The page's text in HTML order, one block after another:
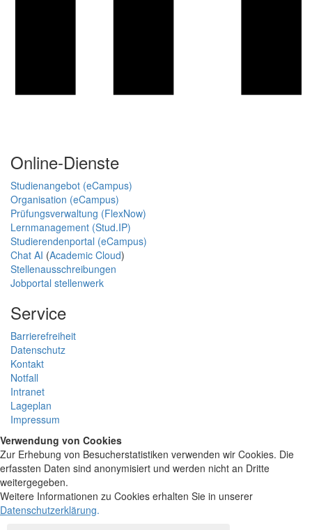
Online-Dienste
Studienangebot (eCampus)
Organisation (eCampus)
Prüfungsverwaltung (FlexNow)
Lernmanagement (Stud.IP)
Studierendenportal (eCampus)
Chat AI (Academic Cloud)
Stellenausschreibungen
Jobportal stellenwerk
Service
Barrierefreiheit
Datenschutz
Kontakt
Notfall
Intranet
Lageplan
Impressum
Verwendung von Cookies
Zur Erhebung von Besucherstatistiken verwenden wir Cookies. Die
erfassten Daten sind anonymisiert und werden nicht an Dritte
weitergegeben.
Weitere Informationen zu Cookies erhalten Sie in unserer
Datenschutzerklärung.